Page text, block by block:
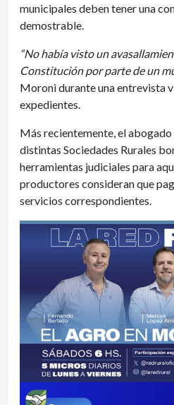
municipales deben tener una
demostrable.
“No había visto un
Constitución por parte de un
Moroni durante una entrevista
expedientes.
Más recientemente, el
distintas Sociedades Rurales
herramientas judiciales para
productores consideran que
servicios correspondientes.